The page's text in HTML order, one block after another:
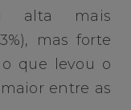
alta mais
mas forte
o que levou o
maior entre as